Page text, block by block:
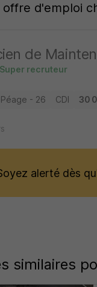
d'emploi
de
Super recruteur
- 26 CDI 30
alerté dès
similaires